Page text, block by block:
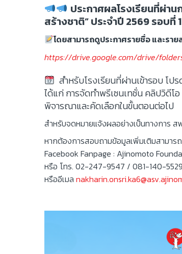
ประกาศผลโรงเรียนที่ผ่าน
สร้างชาติ” ประจำปี 2569 รอบที่
โดยสามารถดูประกาศรายชื่อ และรา
https://drive.google.com/drive/
สำหรับโรงเรียนที่ผ่านเข้ารอบ โ
ได้แก่ การจัดทำพรีเซนเทชั่น คลิปวิดีโ
พิจารณาและคัดเลือกในขั้นตอนต่อไป
สำหรับจดหมายแจ้งผลอย่างเป็นทางการ
หากต้องการสอบถามข้อมูลเพิ่มเติมสามาร
Facebook Fanpage : Ajinomoto
หรือ โทร. 02-247-9547 / 081-140-
หรืออีเมล